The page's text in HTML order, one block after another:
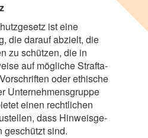
ist eine
die dar­auf abzielt, die
zu schüt­zen, die in
auf mög­li­che Straf­ta­
oder ethi­sche
Unter­neh­mens­gruppe
einen recht­li­chen
dass Hin­weis­ge­
geschützt sind.